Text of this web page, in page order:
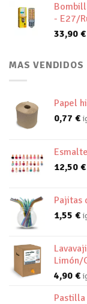
- E27/
33,90 €
MAS VENDIDOS
Papel
0,77 €
12,50 €
Pajitas
1,55 €
Limón/
4,90 €